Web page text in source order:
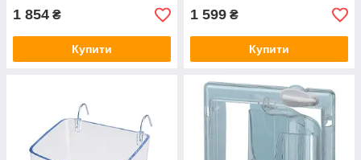
1 854 ₴
Купити
1 599 ₴
Купити